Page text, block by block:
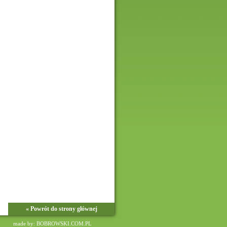
« Powrót do strony głównej
made by: BOBROWSKI.COM.PL